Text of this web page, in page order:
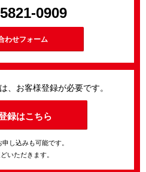
0909
わせフォーム
、お客様登録が必要です。
録はこちら
し込みも可能です。
いただきます。